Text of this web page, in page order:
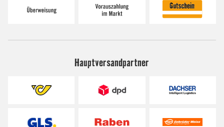
Hauptversandpartner